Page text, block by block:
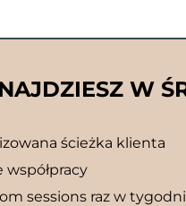
W
ścieżka klienta
współpracy
sessions raz w